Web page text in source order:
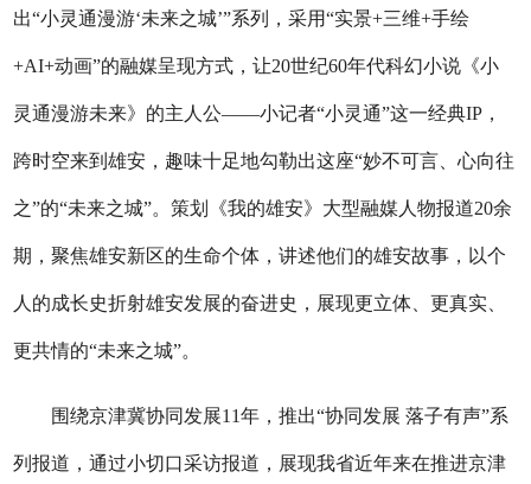
出“小灵通漫游‘未来之城’”系列，采用“实景+三维+手绘
+AI+动画”的融媒呈现方式，让20世纪60年代科幻小说《小
灵通漫游未来》的主人公——小记者“小灵通”这一经典IP，
跨时空来到雄安，趣味十足地勾勒出这座“妙不可言、心向往
之”的“未来之城”。策划《我的雄安》大型融媒人物报道20余
期，聚焦雄安新区的生命个体，讲述他们的雄安故事，以个
人的成长史折射雄安发展的奋进史，展现更立体、更真实、
更共情的“未来之城”。
围绕京津冀协同发展11年，推出“协同发展 落子有声”系
列报道，通过小切口采访报道，展现我省近年来在推进京津